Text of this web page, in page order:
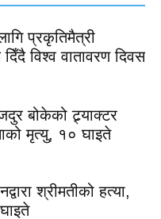
प्रकृतिमैत्री
विश्व वातावरण दिवस
बोकेको ट्र्याक्टर
मृत्यु, १० घाइते
श्रीमतीको हत्या,